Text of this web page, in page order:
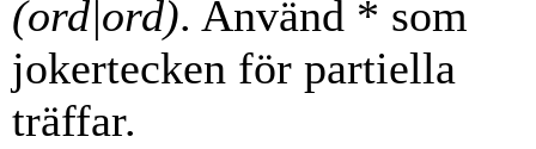
(ord|ord). Använd * som
jokertecken för partiella
träffar.